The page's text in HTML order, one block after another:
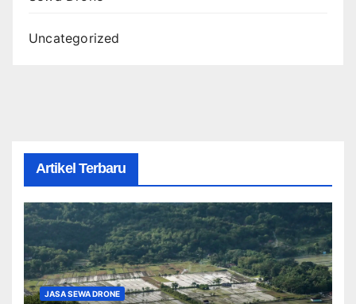
Uncategorized
Artikel Terbaru
JASA SEWA DRONE